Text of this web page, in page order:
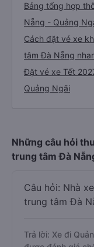
Bảng tổng hợp
Nẵng - Quảng
Cách đặt vé xe
tâm Đà Nẵng
Đặt vé xe Tết
Quảng Ngãi
Những câu hỏi
trung tâm Đà
Câu hỏi: Nhà
trung tâm Đà
Trả lời: Xe đi